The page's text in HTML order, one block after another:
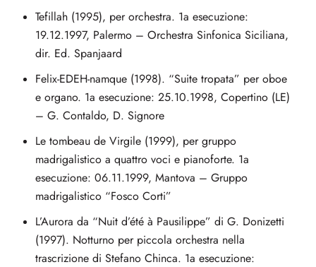
Tefillah (1995), per orchestra. 1a esecuzione:
19.12.1997, Palermo – Orchestra Sinfonica Siciliana,
dir. Ed. Spanjaard
Felix-EDEH-namque (1998). “Suite tropata” per oboe
e organo. 1a esecuzione: 25.10.1998, Copertino (LE)
– G. Contaldo, D. Signore
Le tombeau de Virgile (1999), per gruppo
madrigalistico a quattro voci e pianoforte. 1a
esecuzione: 06.11.1999, Mantova – Gruppo
madrigalistico “Fosco Corti”
L’Aurora da “Nuit d’été à Pausilippe” di G. Donizetti
(1997). Notturno per piccola orchestra nella
trascrizione di Stefano Chinca. 1a esecuzione: